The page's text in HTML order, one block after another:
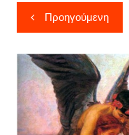
Πλοήγηση
άρθρων
Προηγούμενη